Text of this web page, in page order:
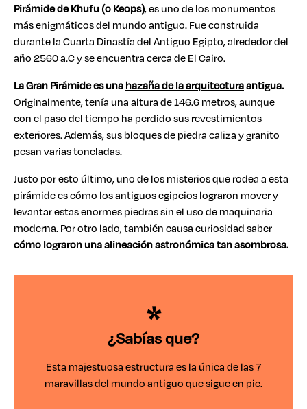
Pirámide de Khufu (o Keops), es uno de los monumentos
más enigmáticos del mundo antiguo. Fue construida
durante la Cuarta Dinastía del Antiguo Egipto, alrededor del
año 2560 a.C y se encuentra cerca de El Cairo.
La Gran Pirámide es unahazaña de la arquitecturaantigua.
Originalmente, tenía una altura de 146.6 metros, aunque
con el paso del tiempo ha perdido sus revestimientos
exteriores. Además, sus bloques de piedra caliza y granito
pesan varias toneladas.
Justo por esto último, uno de los misterios que rodea a esta
pirámide es cómo los antiguos egipcios lograron mover y
levantar estas enormes piedras sin el uso de maquinaria
moderna. Por otro lado, también causa curiosidad saber
cómo lograron una alineación astronómica tan asombrosa.
¿Sabías que?
Esta majestuosa estructura es la única de las 7
maravillas del mundo antiguo que sigue en pie.